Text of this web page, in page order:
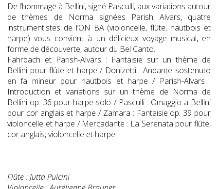
De l’hommage à Bellini, signé Pasculli, aux variations autour
de thèmes de Norma signées Parish Alvars, quatre
instrumentistes de l’ON BA (violoncelle, flûte, hautbois et
harpe) vous convient à un délicieux voyage musical, en
forme de découverte, autour du Bel Canto.
Fahrbach et Parish-Alvars : Fantaisie sur un thème de
Bellini pour flûte et harpe / Donizetti : Andante sostenuto
en fa mineur pour hautbois et harpe / Parish-Alvars :
Introduction et variations sur un thème de Norma de
Bellini op. 36 pour harpe solo / Pasculli : Omaggio a Bellini
pour cor anglais et harpe / Zamara : Fantaisie op. 39 pour
violoncelle et harpe / Mercadante : La Serenata pour flûte,
cor anglais, violoncelle et harpe
Flûte : Jutta Pulcini